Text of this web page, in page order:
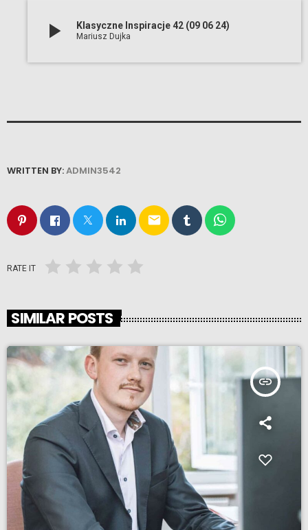
play_arrow Klasyczne Inspiracje 42 (09 06 24)
Mariusz Dujka
WRITTEN BY:ADMIN3542
email
RATE IT
SIMILAR POSTS
insert_link